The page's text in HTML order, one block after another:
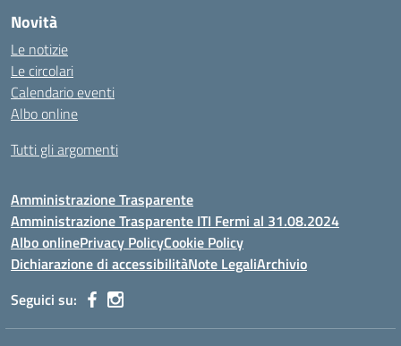
Novità
Le notizie
Le circolari
Calendario eventi
Albo online
Tutti gli argomenti
Amministrazione Trasparente
Amministrazione Trasparente ITI Fermi al 31.08.2024
Albo onlinePrivacy PolicyCookie Policy
Dichiarazione di accessibilitàNote LegaliArchivio
Seguici su: